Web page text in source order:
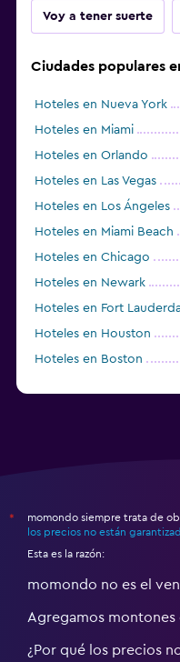
Voy a tener suerte
Ciudades populares
Hoteles en Nueva York
Hoteles en Miami
Hoteles en Orlando
Hoteles en Las Vegas
Hoteles en Los Ángeles
Hoteles en Miami Beach
Hoteles en Chicago
Hoteles en Newark
Hoteles en Fort
Hoteles en Houston
Hoteles en Boston
*
momondo siempre trata de
los precios no están
Esta es la razón:
momondo no es el
Agregamos montones
¿Por qué los precios